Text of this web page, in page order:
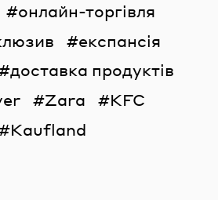
онлайн-торгівля
експансія
доставка продуктів
Zara
KFC
Kaufland